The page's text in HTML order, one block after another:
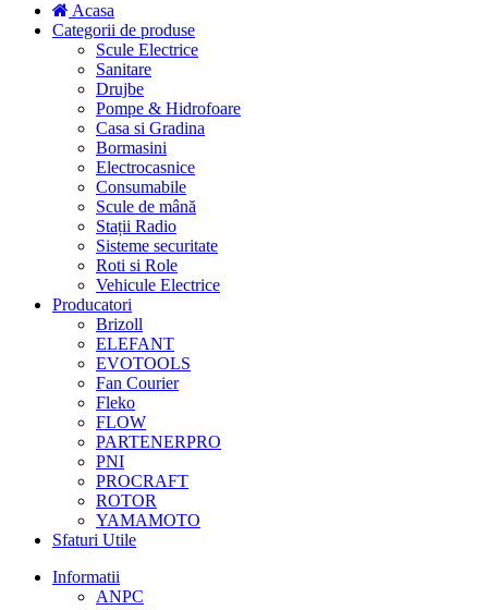
Acasa
Categorii de produse
Scule Electrice
Sanitare
Drujbe
Pompe & Hidrofoare
Casa si Gradina
Bormasini
Electrocasnice
Consumabile
Scule de mână
Stații Radio
Sisteme securitate
Roti si Role
Vehicule Electrice
Producatori
Brizoll
ELEFANT
EVOTOOLS
Fan Courier
Fleko
FLOW
PARTENERPRO
PNI
PROCRAFT
ROTOR
YAMAMOTO
Sfaturi Utile
Informatii
ANPC